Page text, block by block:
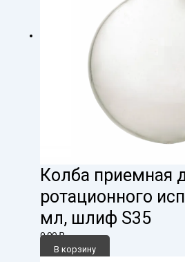
Колба приемная
ротационного
мл, шлиф S35
0,00₽
В корзину